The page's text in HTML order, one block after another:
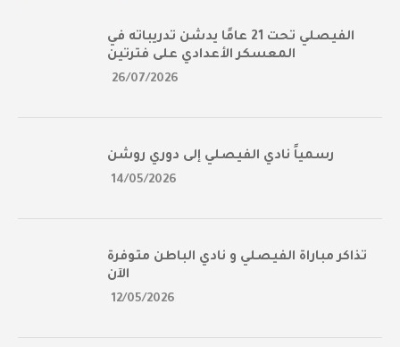
الفيصلي تحت 21 عامًا يدشن تدريباته في
المعسكر الأعدادي على فترتين
26/07/2026
رسمياً نادي الفيصلي إلى دوري روشن
14/05/2026
تذاكر مباراة الفيصلي و نادي الباطن متوفرة
الآن
12/05/2026